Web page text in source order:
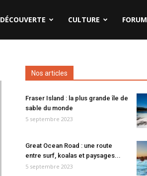
DÉCOUVERTE CULTURE FORUM
Nos articles
Fraser Island : la plus grande île de
sable du monde
5 septembre 2023
Great Ocean Road : une route
entre surf, koalas et paysages...
5 septembre 2023